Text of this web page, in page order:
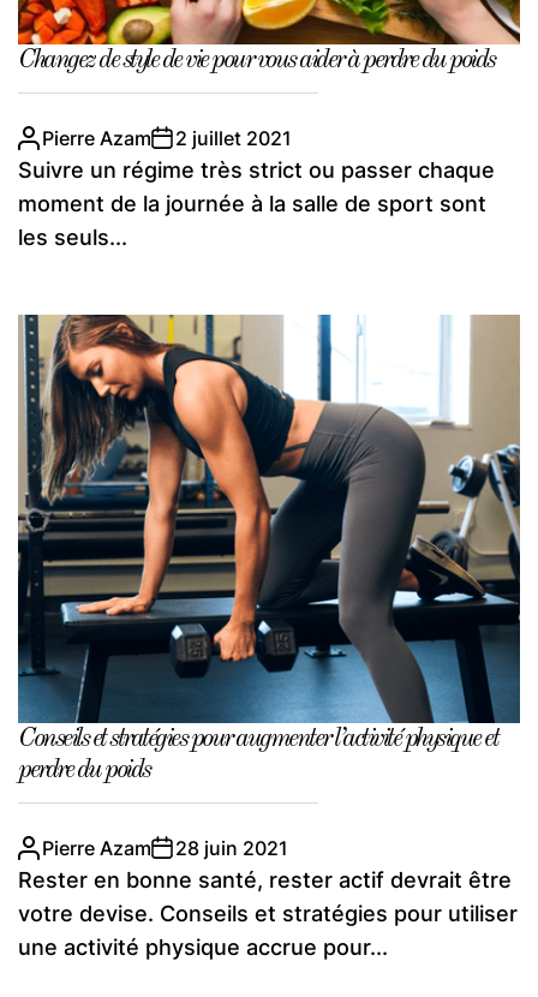
Changez de style de vie pour vous aider à perdre du poids
Pierre Azam 2 juillet 2021
Suivre un régime très strict ou passer chaque
moment de la journée à la salle de sport sont
les seuls...
Conseils et stratégies pour augmenter l’activité physique et
perdre du poids
Pierre Azam 28 juin 2021
Rester en bonne santé, rester actif devrait être
votre devise. Conseils et stratégies pour utiliser
une activité physique accrue pour...